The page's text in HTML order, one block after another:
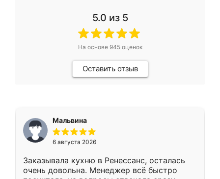
5.0 из 5
На основе 945оценок
Оставить отзыв
Мальвина
6 августа 2026
Заказывала кухню в Ренессанс, осталась
очень довольна. Менеджер всё быстро